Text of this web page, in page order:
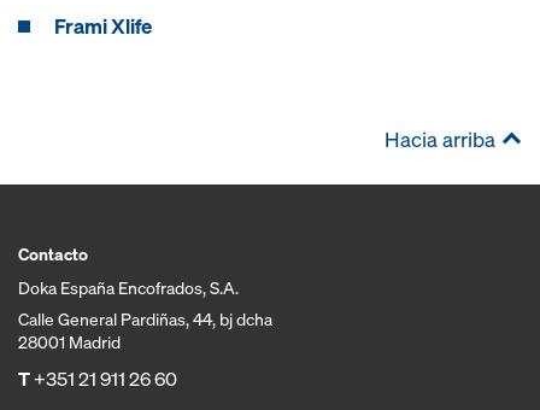
Frami Xlife
Hacia arriba
Contacto
Doka España Encofrados, S.A.
Calle General Pardiñas, 44, bj dcha
28001 Madrid
T+351 21 911 26 60